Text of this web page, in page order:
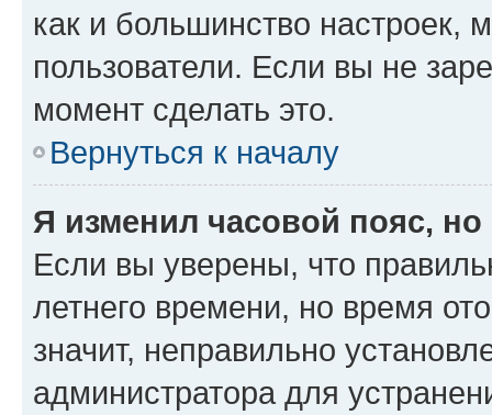
как и большинство настроек,
пользователи. Если вы не
момент сделать это.
Вернуться к началу
Я изменил часовой пояс,
Если вы уверены, что
летнего времени, но время
значит, неправильно
администратора для